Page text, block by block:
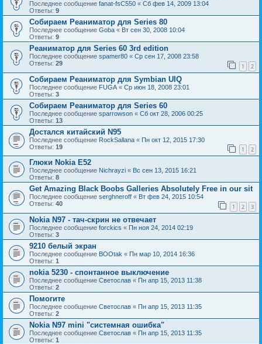
Последнее сообщение fanat-fsC550 « Сб фев 14, 2009 13:04
Ответы: 9
Собираем Реаниматор для Series 80
Последнее сообщение Goba « Вт сен 30, 2008 10:04
Ответы: 9
Реаниматор для Series 60 3rd edition
Последнее сообщение spamer80 « Ср сен 17, 2008 23:58
Ответы: 29 1 2
Собираем Реаниматор для Symbian UIQ
Последнее сообщение FUGA « Ср июн 18, 2008 23:01
Ответы: 3
Собираем Реаниматор для Series 60
Последнее сообщение sparrowson « Сб окт 28, 2006 00:25
Ответы: 13
Достался китайский N95
Последнее сообщение RockSallana « Пн окт 12, 2015 17:30
Ответы: 19 1 2
Глюки Nokia E52
Последнее сообщение Nichrayzi « Вс сен 13, 2015 16:21
Ответы: 8
Get Amazing Black Boobs Galleries Absolutely Free in our sit
Последнее сообщение serghneroff « Вт фев 24, 2015 10:54
Ответы: 40 1 2 3
Nokia N97 - тач-скрин не отвечает
Последнее сообщение forckics « Пн ноя 24, 2014 02:19
Ответы: 3
9210 белый экран
Последнее сообщение BOOtak « Пн мар 10, 2014 16:36
Ответы: 1
nokia 5230 - спонтанное выключение
Последнее сообщение Светослав « Пн апр 15, 2013 11:38
Ответы: 2
Помогите
Последнее сообщение Светослав « Пн апр 15, 2013 11:35
Ответы: 2
Nokia N97 mini "системная ошибка"
Последнее сообщение Светослав « Пн апр 15, 2013 11:35
Ответы: 1